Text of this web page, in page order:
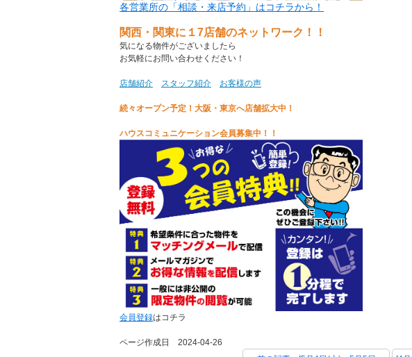
各営業所の「相談・来店予約」はコチラから！
関西・関東に１7店舗のネットワーク！！
気になる物件がございましたら
お気軽にお問い合わせください！
店舗紹介 スタッフ紹介 お客様の声
続々オープン予定！大阪・東京へ店舗拡大中！
ハウスコミュニケーション会員募集中！！
会員登録はコチラ
ページ作成日 2024-04-26